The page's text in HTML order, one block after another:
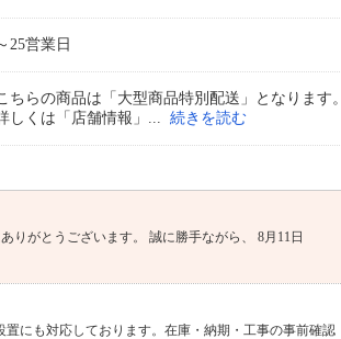
25営業日
ちらの商品は「大型商品特別配送」となります。
しくは「店舗情報」
続きを読む
りがとうございます。 誠に勝手ながら、 8月11日
にも対応しております。在庫・納期・工事の事前確認